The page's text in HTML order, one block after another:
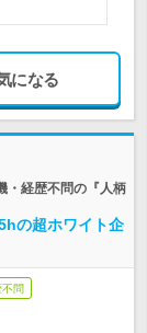
になる
経歴不問の『人柄
の超ホワイト企
問